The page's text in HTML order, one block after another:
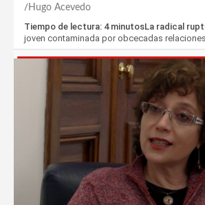
Hugo Acevedo
Tiempo de lectura: 4 minutosLa radical
joven contaminada por obcecadas